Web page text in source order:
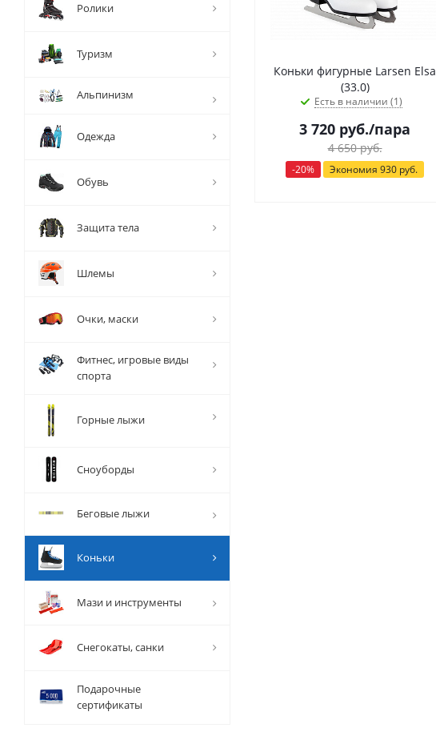
Коньки фигурные Larsen Elsa
(33.0)
Есть в наличии (1)
3 720 руб./пара
4 650руб.
-20% Экономия 930 руб.
Ролики
Туризм
Альпинизм
Одежда
Обувь
Защита тела
Шлемы
Очки, маски
Фитнес, игровые виды
спорта
Горные лыжи
Сноуборды
Беговые лыжи
Коньки
Мази и инструменты
Снегокаты, санки
Подарочные
сертификаты